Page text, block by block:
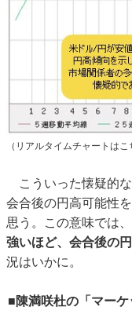
（リアルタイムチャートは
こういった懐疑的
会合後の円高可能性
思う。この意味では、
強いほど、会合後の
況はいかに。
■陳満咲杜の「マー